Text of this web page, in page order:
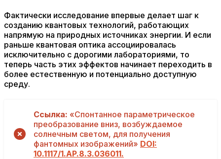
Фактически исследование впервые делает шаг к
созданию квантовых технологий, работающих
напрямую на природных источниках энергии. И если
раньше квантовая оптика ассоциировалась
исключительно с дорогими лабораториями, то
теперь часть этих эффектов начинает переходить в
более естественную и потенциально доступную
среду.
Ссылка: «Спонтанное параметрическое
преобразование вниз, возбуждаемое
солнечным светом, для получения
фантомных изображений» DOI:
10.1117/1.AP.8.3.036011.